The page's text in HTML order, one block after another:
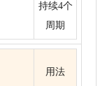
持续4个
周期
用法